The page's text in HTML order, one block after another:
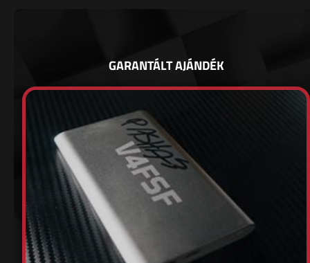
GARANTÁLT AJÁNDÉK